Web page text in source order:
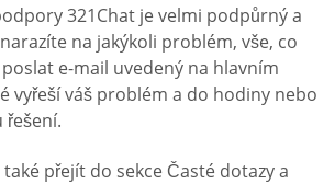
321Chat je velmi podpůrný a
na jakýkoli problém, vše, co
e-mail uvedený na hlavním
vyřeší váš problém a do hodiny nebo
řešení.
přejít do sekce Časté dotazy a